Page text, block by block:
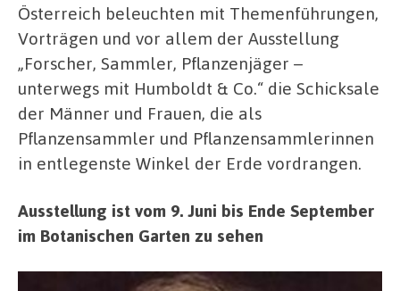
Österreich beleuchten mit Themenführungen,
Vorträgen und vor allem der Ausstellung
„Forscher, Sammler, Pflanzenjäger –
unterwegs mit Humboldt & Co.“ die Schicksale
der Männer und Frauen, die als
Pflanzensammler und Pflanzensammlerinnen
in entlegenste Winkel der Erde vordrangen.
Ausstellung ist vom 9. Juni bis Ende September
im Botanischen Garten zu sehen